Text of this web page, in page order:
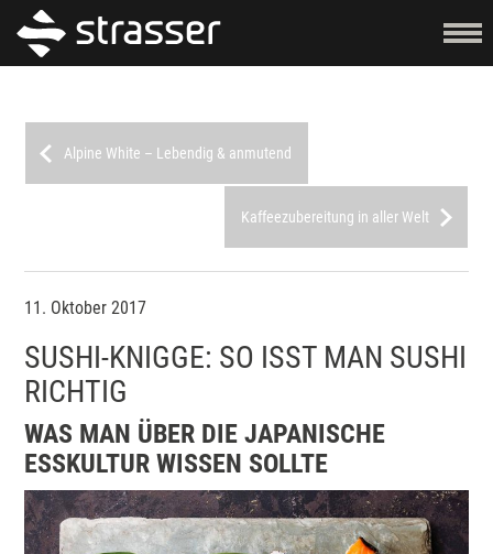
Alpine White – Lebendig & anmutend
Kaffeezubereitung in aller Welt
11. Oktober 2017
SUSHI-KNIGGE: SO ISST MAN SUSHI
RICHTIG
WAS MAN ÜBER DIE JAPANISCHE
ESSKULTUR WISSEN SOLLTE